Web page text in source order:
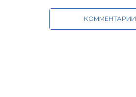
КОММЕНТАРИИ